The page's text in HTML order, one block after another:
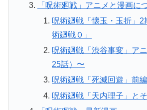
「呪術廻戦」アニメと漫画に
呪術廻戦「懐玉・玉折」2
術廻戦０」
呪術廻戦「渋谷事変」ア
25話）〜
呪術廻戦「死滅回遊」前編
呪術廻戦「天内理子」と